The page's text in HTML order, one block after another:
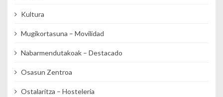
Kultura
Mugikortasuna – Movilidad
Nabarmendutakoak – Destacado
Osasun Zentroa
Ostalaritza – Hostelería